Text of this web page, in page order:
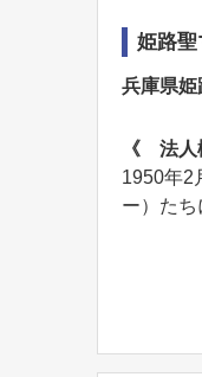
姫路
兵庫県
《 法
1950年2
ー）た